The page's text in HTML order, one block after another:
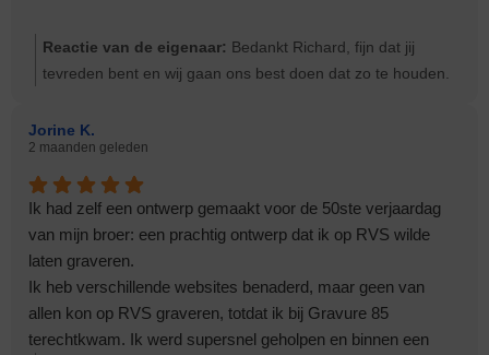
Reactie van de eigenaar: Bedankt Richard, fijn dat jij
tevreden bent en wij gaan ons best doen dat zo te houden.
Jorine K.
2 maanden geleden
Ik had zelf een ontwerp gemaakt voor de 50ste verjaardag
van mijn broer: een prachtig ontwerp dat ik op RVS wilde
laten graveren.
Ik heb verschillende websites benaderd, maar geen van
allen kon op RVS graveren, totdat ik bij Gravure 85
terechtkwam. Ik werd supersnel geholpen en binnen een